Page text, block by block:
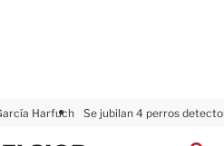
Harfuch Se jubilan 4 perros